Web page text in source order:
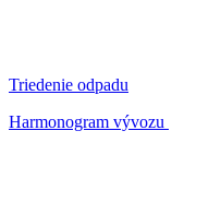
Triedenie odpadu
Harmonogram vývozu